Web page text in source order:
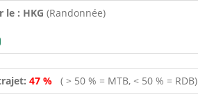
le : HKG (Randonnée)
47 % ( > 50 % = MTB, < 50 % = RDB)